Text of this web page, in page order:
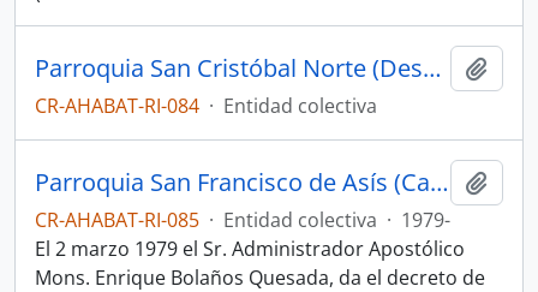
Parroquia San Cristóbal Norte (Desamparados, San José)
CR-AHABAT-RI-084 · Entidad colectiva
Parroquia San Francisco de Asís (Cartago)
CR-AHABAT-RI-085 · Entidad colectiva · 1979-
El 2 marzo 1979 el Sr. Administrador Apostólico
Mons. Enrique Bolaños Quesada, da el decreto de